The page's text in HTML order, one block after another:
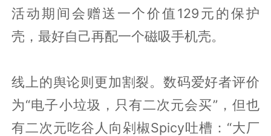
活动期间会赠送一个价值129元的保护
壳，最好自己再配一个磁吸手机壳。
线上的舆论则更加割裂。数码爱好者评价
为“电子小垃圾，只有二次元会买”，但也
有二次元吃谷人向剁椒Spicy吐槽：“大厂